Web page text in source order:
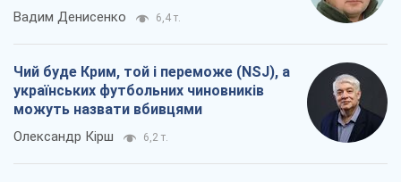
Вадим Денисенко 6,4 т.
Чий буде Крим, той і переможе (NSJ), а
українських футбольних чиновників
можуть назвати вбивцями
Олександр Кірш 6,2 т.